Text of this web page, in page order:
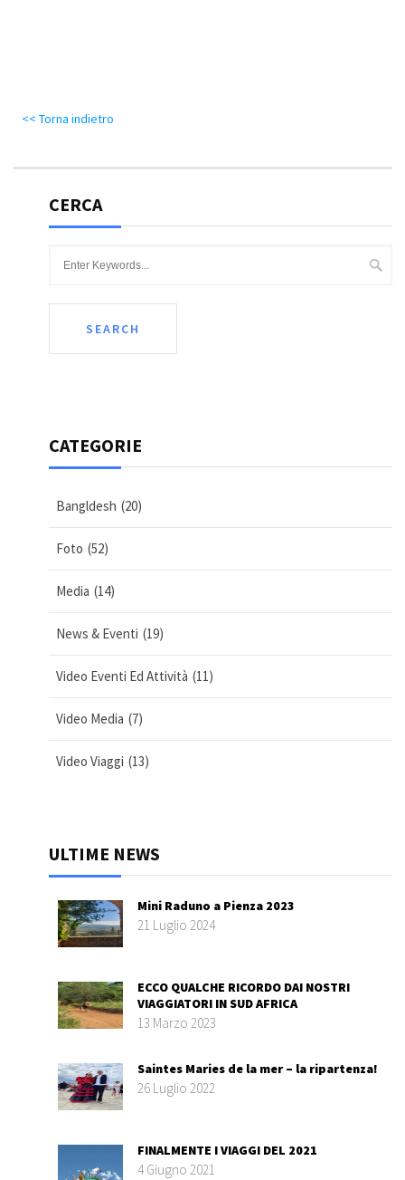
<< Torna indietro
CERCA
CATEGORIE
Bangldesh (20)
Foto (52)
Media (14)
News & Eventi (19)
Video Eventi Ed Attività (11)
Video Media (7)
Video Viaggi (13)
ULTIME NEWS
Mini Raduno a Pienza 2023
21 Luglio 2024
ECCO QUALCHE RICORDO DAI NOSTRI
VIAGGIATORI IN SUD AFRICA
13 Marzo 2023
Saintes Maries de la mer – la ripartenza!
26 Luglio 2022
FINALMENTE I VIAGGI DEL 2021
4 Giugno 2021